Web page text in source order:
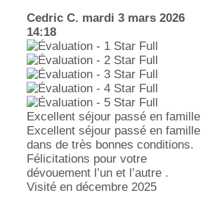
Cedric C. mardi 3 mars 2026
14:18
Excellent séjour passé en famille
Excellent séjour passé en famille
dans de très bonnes conditions.
Félicitations pour votre
dévouement l’un et l’autre .
Visité en décembre 2025